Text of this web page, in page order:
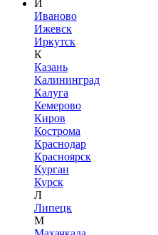
И
Иваново
Ижевск
Иркутск
К
Казань
Калининград
Калуга
Кемерово
Киров
Кострома
Краснодар
Красноярск
Курган
Курск
Л
Липецк
М